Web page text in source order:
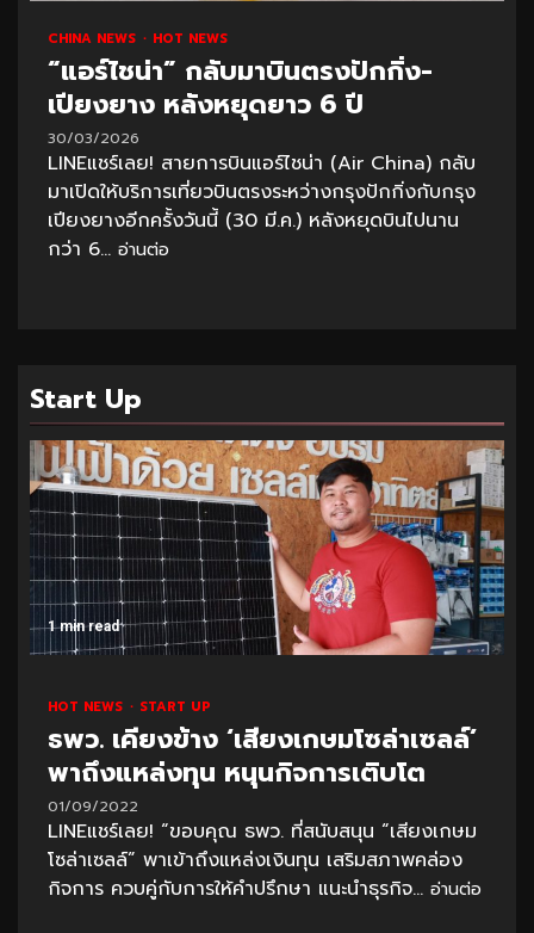
CHINA NEWS HOT NEWS
“แอร์ไชน่า” กลับมาบินตรงปักกิ่ง-
เปียงยาง หลังหยุดยาว 6 ปี
30/03/2026
LINEแชร์เลย! สายการบินแอร์ไชน่า (Air China) กลับ
มาเปิดให้บริการเที่ยวบินตรงระหว่างกรุงปักกิ่งกับกรุง
เปียงยางอีกครั้งวันนี้ (30 มี.ค.) หลังหยุดบินไปนาน
กว่า 6... อ่านต่อ
Start Up
1 min read
HOT NEWS START UP
ธพว. เคียงข้าง ‘เสียงเกษมโซล่าเซลล์’
พาถึงแหล่งทุน หนุนกิจการเติบโต
01/09/2022
LINEแชร์เลย! “ขอบคุณ ธพว. ที่สนับสนุน “เสียงเกษม
โซล่าเซลล์” พาเข้าถึงแหล่งเงินทุน เสริมสภาพคล่อง
กิจการ ควบคู่กับการให้คำปรึกษา แนะนำธุรกิจ... อ่านต่อ